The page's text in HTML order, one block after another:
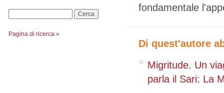
Pagina di ricerca »
fondamentale
Di quest'autore
Migritude. Un
parla il Sari: La